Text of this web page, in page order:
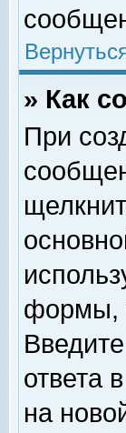
» Как
При
формы,
ответа
на